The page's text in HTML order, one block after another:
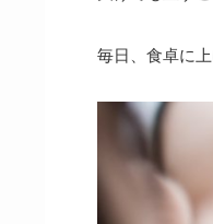
毎日、食卓に